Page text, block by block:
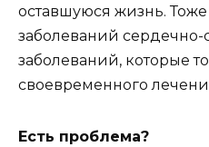
оставшуюся жизнь. Тоже
заболеваний сердечно-
заболеваний, которые
своевременного
Есть проблема?